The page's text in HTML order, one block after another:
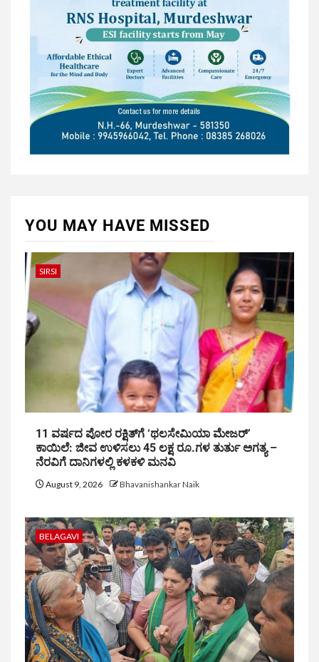
YOU MAY HAVE MISSED
SIRSI
11 ವರ್ಷದ ಪೋರ ರಕ್ಷಿತ್‌ಗೆ ‘ಥಲಸೇಮಿಯಾ ಮೇಜರ್’
ಕಾಯಿಲೆ: ಜೀವ ಉಳಿಸಲು 45 ಲಕ್ಷ ರೂ.ಗಳ ತುರ್ತು ಅಗತ್ಯ –
ನೆರವಿಗೆ ದಾನಿಗಳಲ್ಲಿ ಕಳಕಳಿ ಮನವಿ
August 9, 2026 Bhavanishankar Naik
BELAGAVI